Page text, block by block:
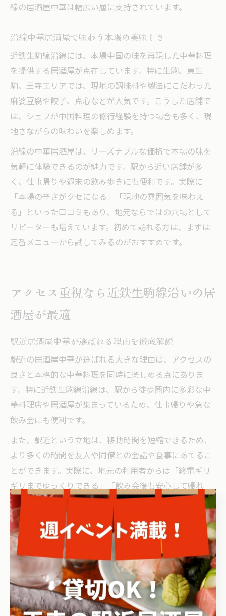
線の居酒屋中華は幅広い層に支持されています。
沿線中華居酒屋で味わう本場の美味しさ
近鉄生駒線沿線には、本場中国の味を再現した中華料理
を提供する居酒屋が点在しています。特に生駒、東生
駒、王寺エリアでは、現地の調味料や製法にこだわった
麻婆豆腐や餃子、点心などが人気です。こうした店舗で
は、シェフが中国料理の修行経験を持つ場合も多く、現
地さながらの味わいを楽しめます。
沿線の中華居酒屋は、リーズナブルな価格で本場の味を
気軽に体験できるのが魅力です。駅から近い店舗が多
く、仕事帰りや週末の飲み歩きにも便利です。実際に
「本場の辛さがクセになる」「現地の雰囲気を味わえ
る」といった口コミもあり、地元ならではの穴場として
リピーターも増えています。初めて訪れる方は、まずは
定番メニューから試してみるのがおすすめです。
アクセス重視なら近鉄生駒線沿いの居
酒屋が最適
駅近居酒屋中華が選ばれる理由を徹底解説
駅近の居酒屋中華が選ばれる大きな理由は、アクセスの
良さと本格的な中華料理を同時に楽しめる点にありま
す。特に近鉄生駒線沿線は、駅から徒歩圏内に多彩な中
華料理店や居酒屋が集まっているため、仕事帰りや急な
飲み会にも便利です。
また、駅近という立地は、移動時間を短縮できるため、
より多くの時間を友人や同僚との会話や食事にあてるこ
とができます。実際に、地元の利用者からは「終電ギリ
ギリまでゆっくりできる」「飲み会後も安心して帰れ
る」などの声が多く聞かれます。
さらに、居酒屋中華では餃子や点心、ラーメンなど人気
メニューが豊富に揃い、幅広い年齢層・シーンに対応で
きることも魅力です。これらの要素が組み合わさって、
駅近の居酒屋中華は多くの人々から支持されています。
アクセス抜群な中華居酒屋の魅力を紹介